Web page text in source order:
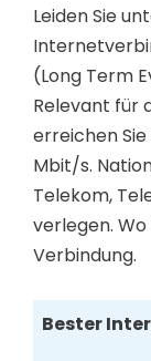
Leiden Sie
(Long Term
Relevant für
erreichen
Mbit/s.
Telekom,
verlegen.
Verbindung.
Bester